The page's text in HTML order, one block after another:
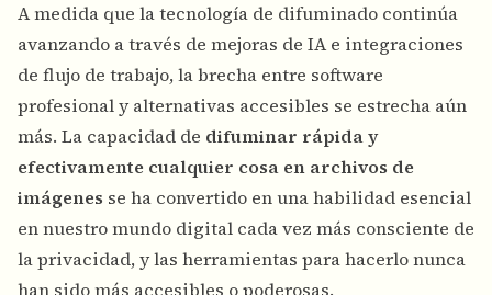
A medida que la tecnología de difuminado continúa
avanzando a través de mejoras de IA e integraciones
de flujo de trabajo, la brecha entre software
profesional y alternativas accesibles se estrecha aún
más. La capacidad de difuminar rápida y
efectivamente cualquier cosa en archivos de
imágenes se ha convertido en una habilidad esencial
en nuestro mundo digital cada vez más consciente de
la privacidad, y las herramientas para hacerlo nunca
han sido más accesibles o poderosas.